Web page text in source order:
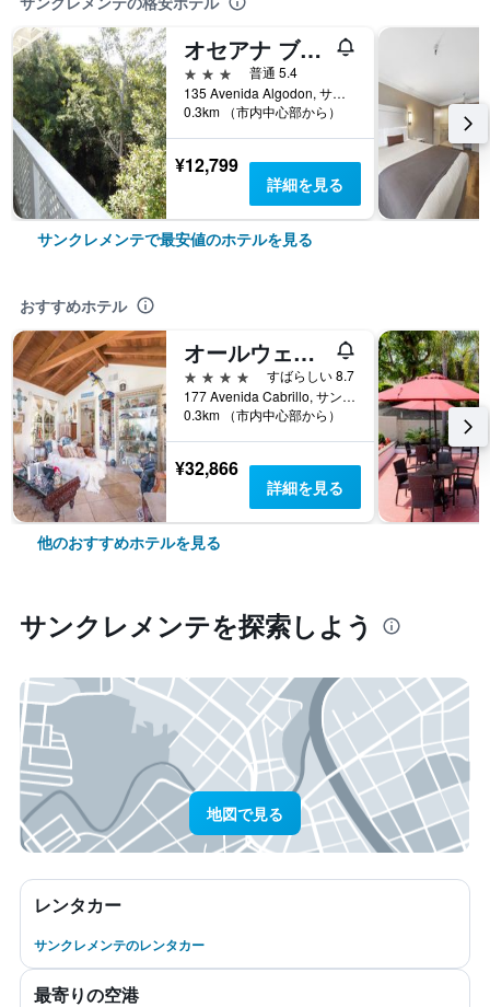
オセアナ ブティック ホテル
3つ星
普通 5.4
135 Avenida Algodon, サンクレメンテ, CA, アメリカ合衆国
0.3km （市内中心部から）
¥12,799
詳細を見る
サンクレメンテで最安値のホテルを見る
おすすめホテル
オールウェイス イン サン クレメンテ ベッド & ブレックファスト
4つ星
すばらしい 8.7
177 Avenida Cabrillo, サンクレメンテ, CA, アメリカ合衆国
0.3km （市内中心部から）
¥32,866
詳細を見る
他のおすすめホテルを見る
サンクレメンテ​を探索しよう
地図で見る
レンタカー
サンクレメンテのレンタカー
最寄りの空港